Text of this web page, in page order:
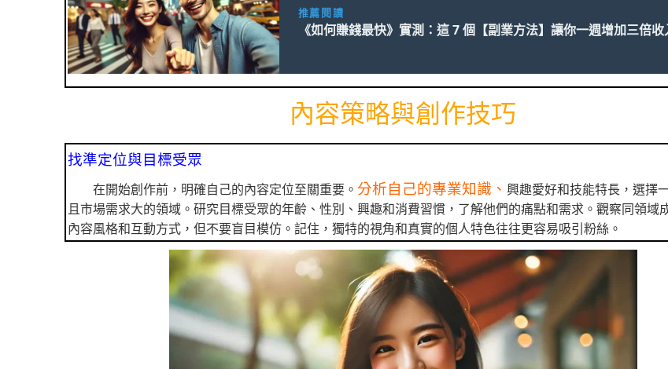
推薦閱讀
《如何賺錢最快》實測：這 7 個【副業方法】讓你一週增加三倍收
內容策略與創作技巧
找準定位與目標受眾
在開始創作前，明確自己的內容定位至關重要。 分析自己的專業知識、 興趣愛好和技能特長，選擇
且市場需求大的領域。研究目標受眾的年齡、性別、興趣和消費習慣，了解他們的痛點和需求。觀察同領域
內容風格和互動方式，但不要盲目模仿。記住，獨特的視角和真實的個人特色往往更容易吸引粉絲。